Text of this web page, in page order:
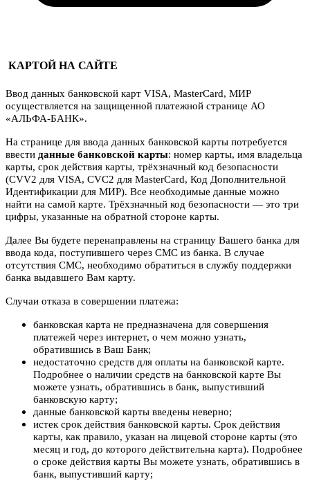
КАРТОЙ НА САЙТЕ
Ввод данных банковской карт VISA, MasterCard, МИР
осуществляется на защищенной платежной странице АО
«АЛЬФА-БАНК».
На странице для ввода данных банковской карты потребуется
ввести данные банковской карты: номер карты, имя владельца
карты, срок действия карты, трёхзначный код безопасности
(CVV2 для VISA, CVC2 для MasterCard, Код Дополнительной
Идентификации для МИР). Все необходимые данные можно
найти на самой карте. Трёхзначный код безопасности — это три
цифры, указанные на обратной стороне карты.
Далее Вы будете перенаправлены на страницу Вашего банка для
ввода кода, поступившего через СМС из банка. В случае
отсутствия СМС, необходимо обратиться в службу поддержки
банка выдавшего Вам карту.
Случаи отказа в совершении платежа:
банковская карта не предназначена для совершения
платежей через интернет, о чем можно узнать,
обратившись в Ваш Банк;
недостаточно средств для оплаты на банковской карте.
Подробнее о наличии средств на банковской карте Вы
можете узнать, обратившись в банк, выпустивший
банковскую карту;
данные банковской карты введены неверно;
истек срок действия банковской карты. Срок действия
карты, как правило, указан на лицевой стороне карты (это
месяц и год, до которого действительна карта). Подробнее
о сроке действия карты Вы можете узнать, обратившись в
банк, выпустивший карту;